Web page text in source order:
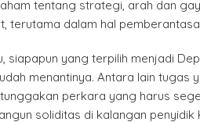
tentang strategi, arah dan
terutama dalam hal
siapapun yang terpilih menjadi
menantinya. Antara lain tugas
perkara yang harus
soliditas di kalangan penyidik